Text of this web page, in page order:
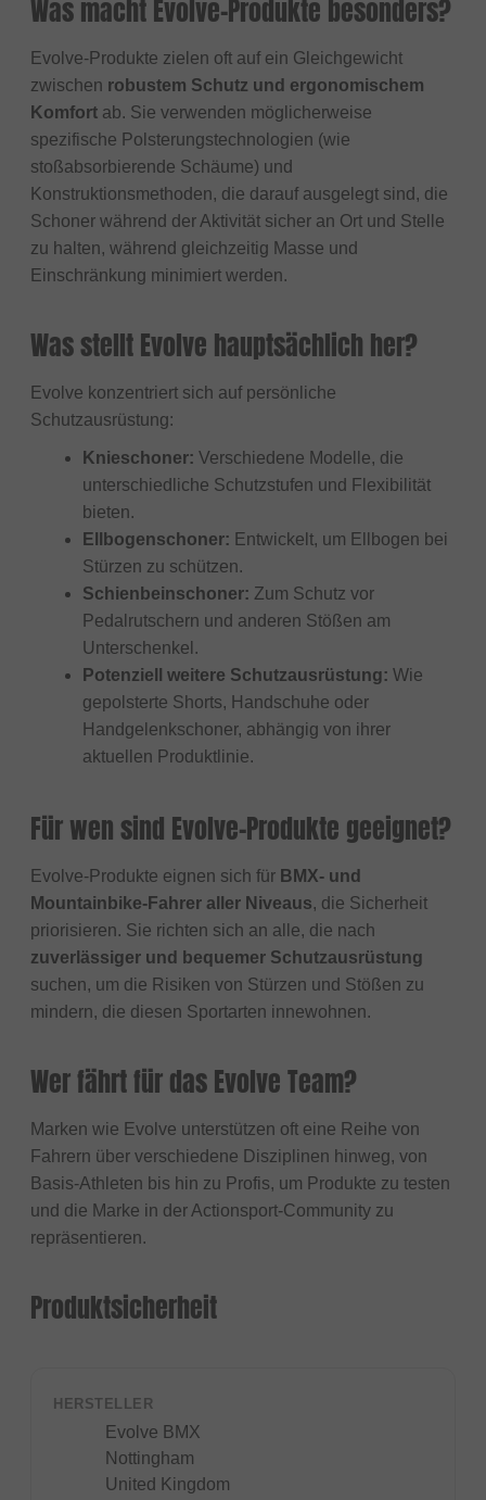
Was macht Evolve-Produkte besonders?
Evolve-Produkte zielen oft auf ein Gleichgewicht
zwischen robustem Schutz und ergonomischem
Komfort ab. Sie verwenden möglicherweise
spezifische Polsterungstechnologien (wie
stoßabsorbierende Schäume) und
Konstruktionsmethoden, die darauf ausgelegt sind, die
Schoner während der Aktivität sicher an Ort und Stelle
zu halten, während gleichzeitig Masse und
Einschränkung minimiert werden.
Was stellt Evolve hauptsächlich her?
Evolve konzentriert sich auf persönliche
Schutzausrüstung:
Knieschoner: Verschiedene Modelle, die
unterschiedliche Schutzstufen und Flexibilität
bieten.
Ellbogenschoner: Entwickelt, um Ellbogen bei
Stürzen zu schützen.
Schienbeinschoner: Zum Schutz vor
Pedalrutschern und anderen Stößen am
Unterschenkel.
Potenziell weitere Schutzausrüstung: Wie
gepolsterte Shorts, Handschuhe oder
Handgelenkschoner, abhängig von ihrer
aktuellen Produktlinie.
Für wen sind Evolve-Produkte geeignet?
Evolve-Produkte eignen sich für BMX- und
Mountainbike-Fahrer aller Niveaus, die Sicherheit
priorisieren. Sie richten sich an alle, die nach
zuverlässiger und bequemer Schutzausrüstung
suchen, um die Risiken von Stürzen und Stößen zu
mindern, die diesen Sportarten innewohnen.
Wer fährt für das Evolve Team?
Marken wie Evolve unterstützen oft eine Reihe von
Fahrern über verschiedene Disziplinen hinweg, von
Basis-Athleten bis hin zu Profis, um Produkte zu testen
und die Marke in der Actionsport-Community zu
repräsentieren.
Produktsicherheit
HERSTELLER
Evolve BMX
Nottingham
United Kingdom